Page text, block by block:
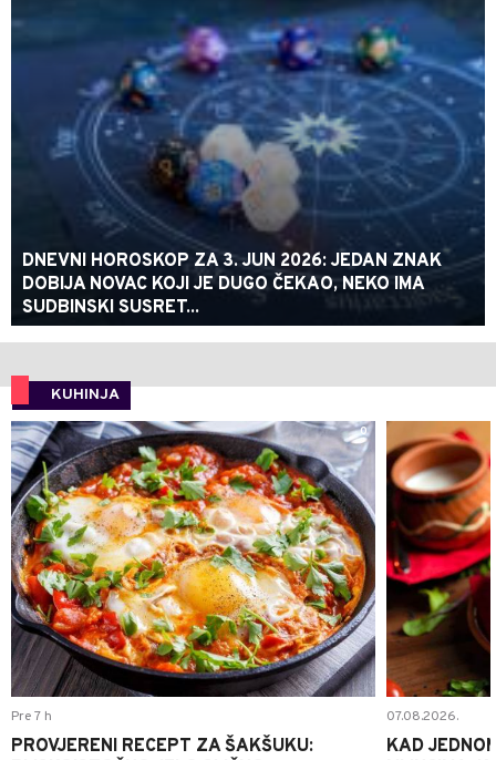
DNEVNI HOROSKOP ZA 3. JUN 2026: JEDAN ZNAK
DOBIJA NOVAC KOJI JE DUGO ČEKAO, NEKO IMA
SUDBINSKI SUSRET...
KUHINJA
0
Pre 7 h
PROVJERENI RECEPT ZA ŠAKŠUKU:
07.08.2026.
KAD